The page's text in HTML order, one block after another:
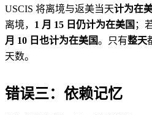
USCIS 将离境与返美当天计为在
离境， 1 月 15 日仍计为在美国 ；
月 10 日也计为在美国。只有整天
天数。
错误三：依赖记忆